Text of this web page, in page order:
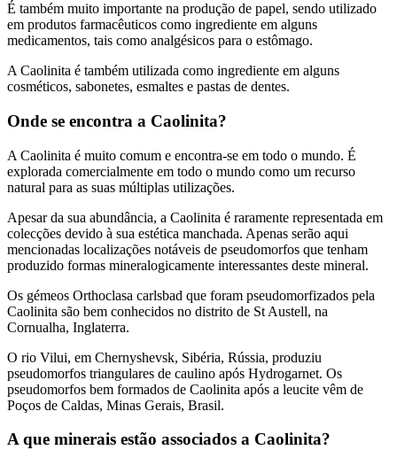
É também muito importante na produção de papel, sendo utilizado
em produtos farmacêuticos como ingrediente em alguns
medicamentos, tais como analgésicos para o estômago.
A Caolinita é também utilizada como ingrediente em alguns
cosméticos, sabonetes, esmaltes e pastas de dentes.
Onde se encontra a Caolinita?
A Caolinita é muito comum e encontra-se em todo o mundo. É
explorada comercialmente em todo o mundo como um recurso
natural para as suas múltiplas utilizações.
Apesar da sua abundância, a Caolinita é raramente representada em
colecções devido à sua estética manchada. Apenas serão aqui
mencionadas localizações notáveis de pseudomorfos que tenham
produzido formas mineralogicamente interessantes deste mineral.
Os gémeos Orthoclasa carlsbad que foram pseudomorfizados pela
Caolinita são bem conhecidos no distrito de St Austell, na
Cornualha, Inglaterra.
O rio Vilui, em Chernyshevsk, Sibéria, Rússia, produziu
pseudomorfos triangulares de caulino após Hydrogarnet. Os
pseudomorfos bem formados de Caolinita após a leucite vêm de
Poços de Caldas, Minas Gerais, Brasil.
A que minerais estão associados a Caolinita?